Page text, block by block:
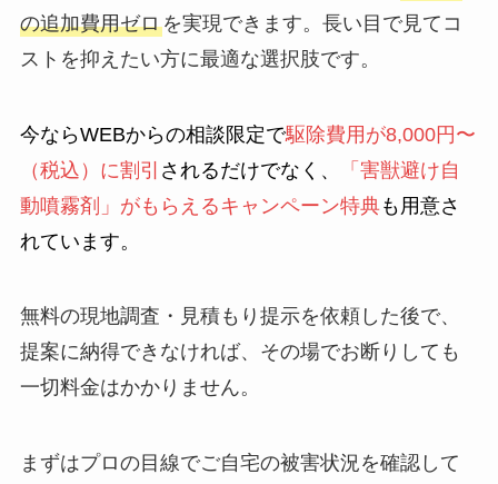
の追加費用ゼロを実現できます。長い目で見てコ
ストを抑えたい方に最適な選択肢です。
今ならWEBからの相談限定で駆除費用が8,000円〜
（税込）に割引 されるだけでなく、
「害獣避け自
動噴霧剤」がもらえるキャンペーン特典も用意さ
れています。
無料の現地調査・見積もり提示を依頼した後で、
提案に納得できなければ、その場でお断りしても
一切料金はかかりません。
まずはプロの目線でご自宅の被害状況を確認して